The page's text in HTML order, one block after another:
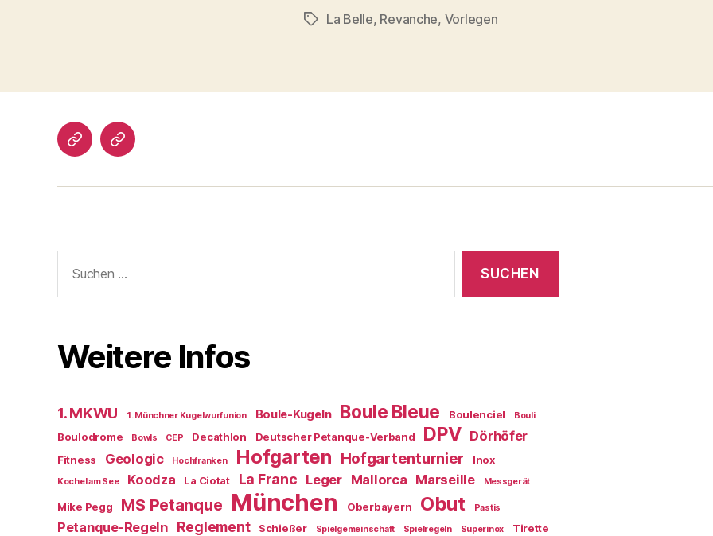
Schlagwörter
La Belle, Revanche, Vorlegen
Impressum/DatSchutz
Beliebte
Kugeln
nach:
Weitere Infos
1. MKWU 1. Münchner Kugelwurfunion Boule-Kugeln Boule Bleue Boulenciel Bouli
Boulodrome Bowls CEP Decathlon Deutscher Petanque-Verband DPV Dörhöfer
Fitness Geologic Hochfranken Hofgarten Hofgartenturnier Inox
Kochel am See Koodza La Ciotat La Franc Leger Mallorca Marseille Messgerät
Mike Pegg MS Petanque München Oberbayern Obut Pastis
Petanque-Regeln Reglement Schießer Spielgemeinschaft Spielregeln Superinox
Tirette